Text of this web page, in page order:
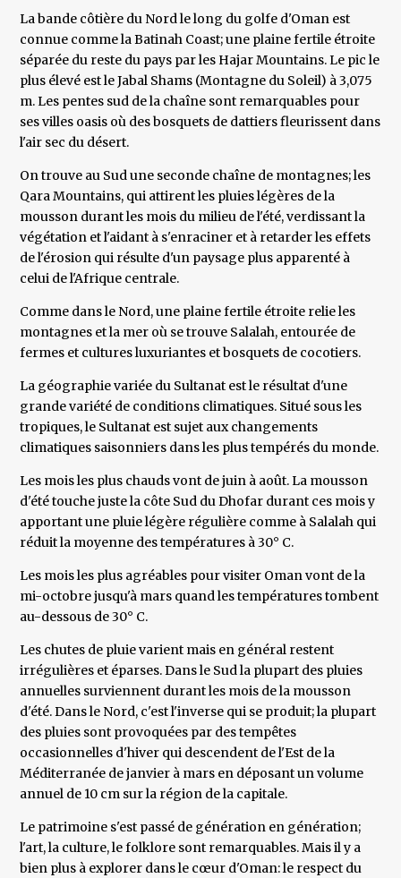
La bande côtière du Nord le long du golfe d'Oman est
connue comme la Batinah Coast; une plaine fertile étroite
séparée du reste du pays par les Hajar Mountains. Le pic le
plus élevé est le Jabal Shams (Montagne du Soleil) à 3,075
m. Les pentes sud de la chaîne sont remarquables pour
ses villes oasis où des bosquets de dattiers fleurissent dans
l'air sec du désert.
On trouve au Sud une seconde chaîne de montagnes; les
Qara Mountains, qui attirent les pluies légères de la
mousson durant les mois du milieu de l'été, verdissant la
végétation et l'aidant à s'enraciner et à retarder les effets
de l'érosion qui résulte d'un paysage plus apparenté à
celui de l'Afrique centrale.
Comme dans le Nord, une plaine fertile étroite relie les
montagnes et la mer où se trouve Salalah, entourée de
fermes et cultures luxuriantes et bosquets de cocotiers.
La géographie variée du Sultanat est le résultat d'une
grande variété de conditions climatiques. Situé sous les
tropiques, le Sultanat est sujet aux changements
climatiques saisonniers dans les plus tempérés du monde.
Les mois les plus chauds vont de juin à août. La mousson
d'été touche juste la côte Sud du Dhofar durant ces mois y
apportant une pluie légère régulière comme à Salalah qui
réduit la moyenne des températures à 30° C.
Les mois les plus agréables pour visiter Oman vont de la
mi-octobre jusqu'à mars quand les températures tombent
au-dessous de 30° C.
Les chutes de pluie varient mais en général restent
irrégulières et éparses. Dans le Sud la plupart des pluies
annuelles surviennent durant les mois de la mousson
d'été. Dans le Nord, c'est l'inverse qui se produit; la plupart
des pluies sont provoquées par des tempêtes
occasionnelles d'hiver qui descendent de l'Est de la
Méditerranée de janvier à mars en déposant un volume
annuel de 10 cm sur la région de la capitale.
Le patrimoine s'est passé de génération en génération;
l'art, la culture, le folklore sont remarquables. Mais il y a
bien plus à explorer dans le cœur d'Oman: le respect du